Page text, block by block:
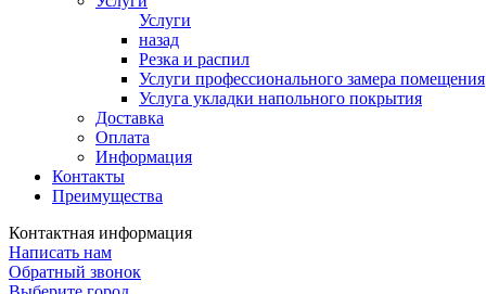
Услуги
назад
Резка и распил
Услуги профессионального замера помещения
Услуга укладки напольного покрытия
Доставка
Оплата
Информация
Контакты
Преимущества
Контактная информация
Написать нам
Обратный звонок